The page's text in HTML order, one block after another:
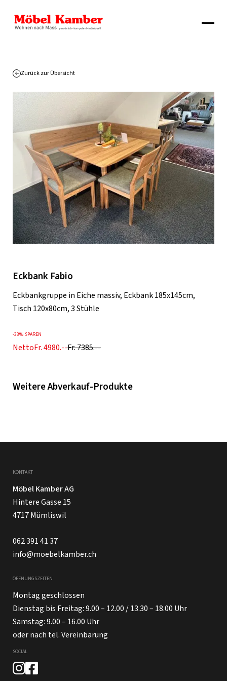
Zurück zur Übersicht
Eckbank Fabio
Eckbankgruppe in Eiche massiv, Eckbank 185x145cm,
Tisch 120x80cm, 3 Stühle
-33% SPAREN
NettoFr. 4980.--Fr. 7385.--
Weitere Abverkauf-Produkte
KONTAKT
Möbel Kamber AG
Hintere Gasse 15
4717 Mümliswil
062 391 41 37
info@moebelkamber.ch
ÖFFNUNGSZEITEN
Montag geschlossen
Dienstag bis Freitag: 9.00 – 12.00 / 13.30 – 18.00 Uhr
Samstag: 9.00 – 16.00 Uhr
oder nach tel. Vereinbarung
SOCIAL